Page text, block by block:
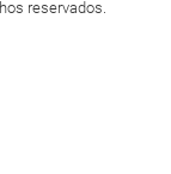
reservados.